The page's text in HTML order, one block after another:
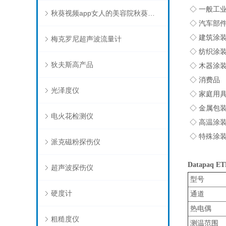
秋葵视频app女人的美容院秋葵视频在线下载
梅克罗尼超声波流量计
狄夫斯高产品
光泽度仪
电火花检测仪
派克磁粉探伤仪
超声波探伤仪
硬度计
粗糙度仪
◇ 一般工
◇ 汽车部
◇ 建筑涂
◇ 纺织涂
◇ 木器涂
◇ 消费品
◇ 家庭用
◇ 金属包
◇ 高温涂
◇ 特殊涂
Datapaq
型号
通道
热电偶
测温范围